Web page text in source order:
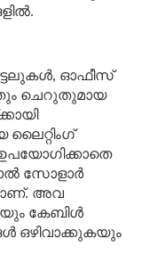
ഓഫീസ്
ചെറുതുമായ
സോളാർ
അവ
കേബിൾ
ഒഴിവാക്കുകയും